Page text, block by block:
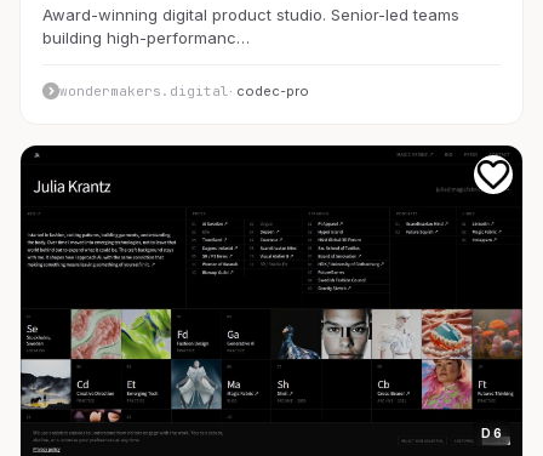
Award-winning digital product studio. Senior-led teams
building high-performanc…
wondermakers.digital · codec-pro
D 6